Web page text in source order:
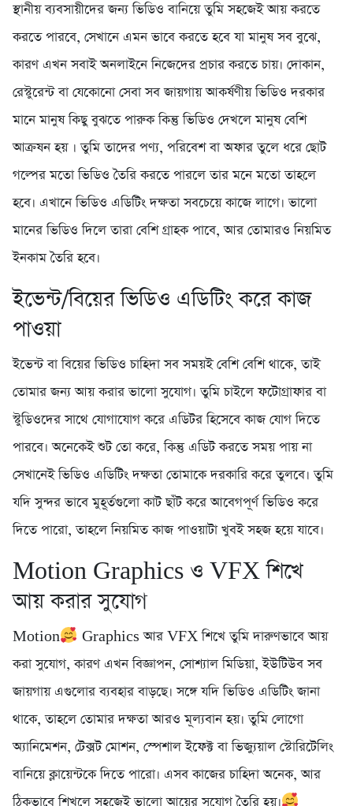
স্থানীয় ব্যবসায়ীদের জন্য ভিডিও বানিয়ে তুমি সহজেই আয় করতে
করতে পারবে, সেখানে এমন ভাবে করতে হবে যা মানুষ সব বুঝে,
কারণ এখন সবাই অনলাইনে নিজেদের প্রচার করতে চায়। দোকান,
রেস্টুরেন্ট বা যেকোনো সেবা সব জায়গায় আকর্ষণীয় ভিডিও দরকার
মানে মানুষ কিছু বুঝতে পারুক কিন্তু ভিডিও দেখলে মানুষ বেশি
আক্রষন হয় । তুমি তাদের পণ্য, পরিবেশ বা অফার তুলে ধরে ছোট
গল্পের মতো ভিডিও তৈরি করতে পারলে তার মনে মতো তাহলে
হবে। এখানে ভিডিও এডিটিং দক্ষতা সবচেয়ে কাজে লাগে। ভালো
মানের ভিডিও দিলে তারা বেশি গ্রাহক পাবে, আর তোমারও নিয়মিত
ইনকাম তৈরি হবে।
ইভেন্ট/বিয়ের ভিডিও এডিটিং করে কাজ
পাওয়া
ইভেন্ট বা বিয়ের ভিডিও চাহিদা সব সময়ই বেশি বেশি থাকে, তাই
তোমার জন্য আয় করার ভালো সুযোগ। তুমি চাইলে ফটোগ্রাফার বা
স্টুডিওদের সাথে যোগাযোগ করে এডিটর হিসেবে কাজ যোগ দিতে
পারবে। অনেকেই শুট তো করে, কিন্তু এডিট করতে সময় পায় না
সেখানেই ভিডিও এডিটিং দক্ষতা তোমাকে দরকারি করে তুলবে। তুমি
যদি সুন্দর ভাবে মুহূর্তগুলো কাট ছাঁট করে আবেগপূর্ণ ভিডিও করে
দিতে পারো, তাহলে নিয়মিত কাজ পাওয়াটা খুবই সহজ হয়ে যাবে।
Motion Graphics ও VFX শিখে
আয় করার সুযোগ
Motion
Graphics আর VFX শিখে তুমি দারুণভাবে আয়
করা সুযোগ, কারণ এখন বিজ্ঞাপন, সোশ্যাল মিডিয়া, ইউটিউব সব
জায়গায় এগুলোর ব্যবহার বাড়ছে। সঙ্গে যদি ভিডিও এডিটিং জানা
থাকে, তাহলে তোমার দক্ষতা আরও মূল্যবান হয়। তুমি লোগো
অ্যানিমেশন, টেক্সট মোশন, স্পেশাল ইফেক্ট বা ভিজ্যুয়াল স্টোরিটেলিং
বানিয়ে ক্লায়েন্টকে দিতে পারো। এসব কাজের চাহিদা অনেক, আর